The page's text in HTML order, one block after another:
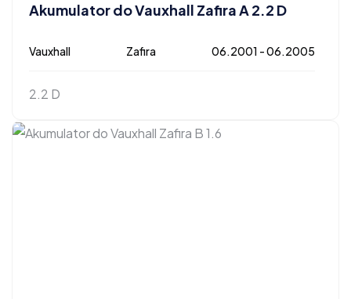
Akumulator do Vauxhall Zafira A 2.2 D
Vauxhall Zafira 06.2001 - 06.2005
2.2 D